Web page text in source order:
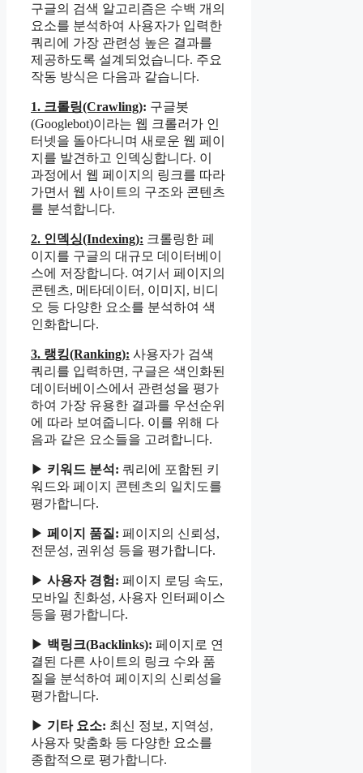
구글의 검색 알고리즘은 수백 개의
요소를 분석하여 사용자가 입력한
쿼리에 가장 관련성 높은 결과를
제공하도록 설계되었습니다. 주요
작동 방식은 다음과 같습니다.
1. 크롤링(Crawling): 구글봇
(Googlebot)이라는 웹 크롤러가 인
터넷을 돌아다니며 새로운 웹 페이
지를 발견하고 인덱싱합니다. 이
과정에서 웹 페이지의 링크를 따라
가면서 웹 사이트의 구조와 콘텐츠
를 분석합니다.
2. 인덱싱(Indexing): 크롤링한 페
이지를 구글의 대규모 데이터베이
스에 저장합니다. 여기서 페이지의
콘텐츠, 메타데이터, 이미지, 비디
오 등 다양한 요소를 분석하여 색
인화합니다.
3. 랭킹(Ranking): 사용자가 검색
쿼리를 입력하면, 구글은 색인화된
데이터베이스에서 관련성을 평가
하여 가장 유용한 결과를 우선순위
에 따라 보여줍니다. 이를 위해 다
음과 같은 요소들을 고려합니다.
▶ 키워드 분석: 쿼리에 포함된 키
워드와 페이지 콘텐츠의 일치도를
평가합니다.
▶ 페이지 품질: 페이지의 신뢰성,
전문성, 권위성 등을 평가합니다.
▶ 사용자 경험: 페이지 로딩 속도,
모바일 친화성, 사용자 인터페이스
등을 평가합니다.
▶ 백링크(Backlinks): 페이지로 연
결된 다른 사이트의 링크 수와 품
질을 분석하여 페이지의 신뢰성을
평가합니다.
▶ 기타 요소: 최신 정보, 지역성,
사용자 맞춤화 등 다양한 요소를
종합적으로 평가합니다.